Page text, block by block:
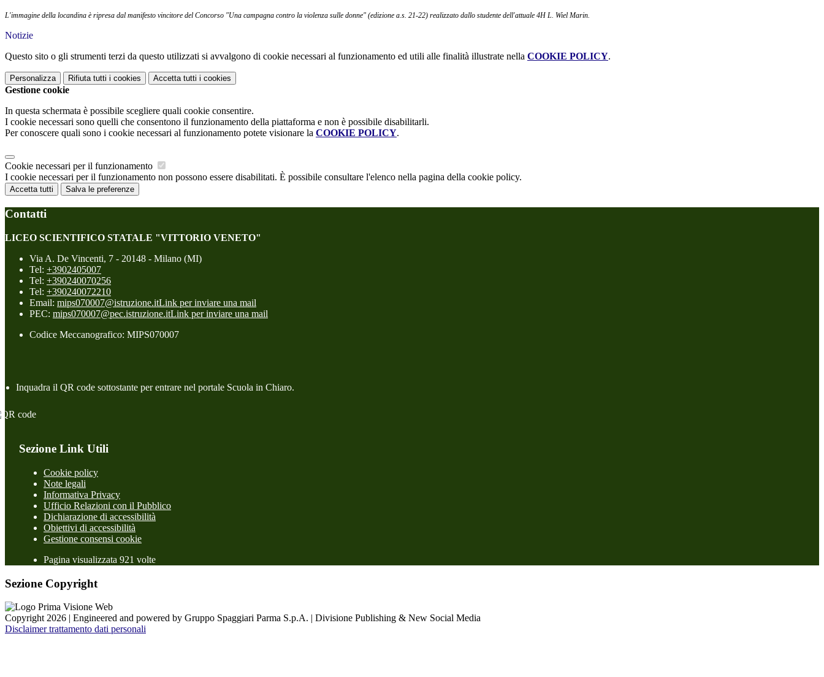
L'immagine della locandina è ripresa dal manifesto vincitore del Concorso "Una campagna contro la violenza sulle donne" (edizione a.s. 21-22) realizzato dallo studente dell'attuale 4H L. Wiel Marin.
Notizie
Questo sito o gli strumenti terzi da questo utilizzati si avvalgono di cookie necessari al funzionamento ed utili alle finalità illustrate nella COOKIE POLICY.
Personalizza Rifiuta tutti i cookies Accetta tutti i cookies
Gestione cookie
In questa schermata è possibile scegliere quali cookie consentire.
I cookie necessari sono quelli che consentono il funzionamento della piattaforma e non è possibile disabilitarli.
Per conoscere quali sono i cookie necessari al funzionamento potete visionare la COOKIE POLICY.
Cookie necessari per il funzionamento
I cookie necessari per il funzionamento non possono essere disabilitati. È possibile consultare l'elenco nella pagina della cookie policy.
Accetta tutti Salva le preferenze
Contatti
LICEO SCIENTIFICO STATALE "VITTORIO VENETO"
Via A. De Vincenti, 7 - 20148 - Milano (MI)
Tel: +3902405007
Tel: +390240070256
Tel: +390240072210
Email: mips070007@istruzione.itLink per inviare una mail
PEC: mips070007@pec.istruzione.itLink per inviare una mail
Codice Meccanografico: MIPS070007
Inquadra il QR code sottostante per entrare nel portale Scuola in Chiaro.
Sezione Link Utili
Cookie policy
Note legali
Informativa Privacy
Ufficio Relazioni con il Pubblico
Dichiarazione di accessibilità
Obiettivi di accessibilità
Gestione consensi cookie
Pagina visualizzata 921 volte
Sezione Copyright
Copyright 2026 | Engineered and powered by Gruppo Spaggiari Parma S.p.A. | Divisione Publishing & New Social Media
Disclaimer trattamento dati personali